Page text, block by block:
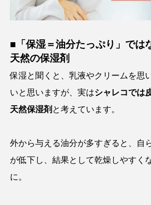
■「保湿＝油分たっぷり」では
天然の保湿剤
保湿と聞くと、乳液やクリームを思
いと思いますが、実はシャレコでは
天然保湿剤 と考えています。
外から与える油分が多すぎると、自
が低下し、結果として乾燥しやすく
に。